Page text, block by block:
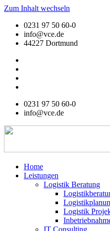
Zum Inhalt wechseln
0231 97 50 60-0
info@vce.de
44227 Dortmund
0231 97 50 60-0
info@vce.de
Home
Leistungen
Logistik Beratung
Logistik
IT Consulting